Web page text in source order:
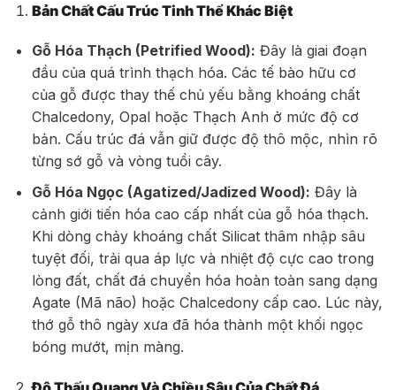
Bản Chất Cấu Trúc Tinh Thể Khác Biệt
Gỗ Hóa Thạch (Petrified Wood): Đây là giai đoạn
đầu của quá trình thạch hóa. Các tế bào hữu cơ
của gỗ được thay thế chủ yếu bằng khoáng chất
Chalcedony, Opal hoặc Thạch Anh ở mức độ cơ
bản. Cấu trúc đá vẫn giữ được độ thô mộc, nhìn rõ
từng sớ gỗ và vòng tuổi cây.
Gỗ Hóa Ngọc (Agatized/Jadized Wood): Đây là
cảnh giới tiến hóa cao cấp nhất của gỗ hóa thạch.
Khi dòng chảy khoáng chất Silicat thâm nhập sâu
tuyệt đối, trải qua áp lực và nhiệt độ cực cao trong
lòng đất, chất đá chuyển hóa hoàn toàn sang dạng
Agate (Mã não) hoặc Chalcedony cấp cao. Lúc này,
thớ gỗ thô ngày xưa đã hóa thành một khối ngọc
bóng mướt, mịn màng.